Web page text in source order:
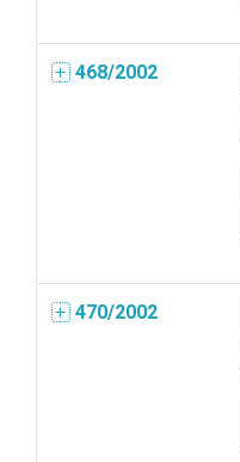
468/2002
470/2002